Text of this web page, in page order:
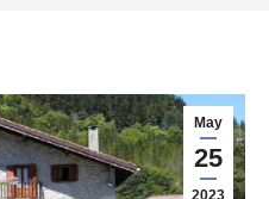
May
25
2023